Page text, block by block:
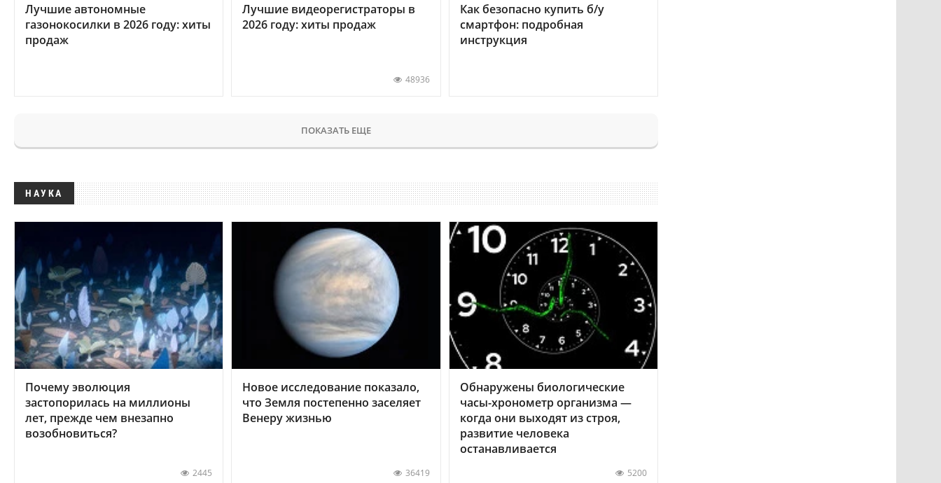
Лучшие автономные
газонокосилки в 2026 году: хиты
продаж
Лучшие видеорегистраторы в
2026 году: хиты продаж
48936
Как безопасно купить б/у
смартфон: подробная
инструкция
ПОКАЗАТЬ ЕЩЕ
НАУКА
Почему эволюция
застопорилась на миллионы
лет, прежде чем внезапно
возобновиться?
2445
Новое исследование показало,
что Земля постепенно заселяет
Венеру жизнью
36419
Обнаружены биологические
часы-хронометр организма —
когда они выходят из строя,
развитие человека
останавливается
5200